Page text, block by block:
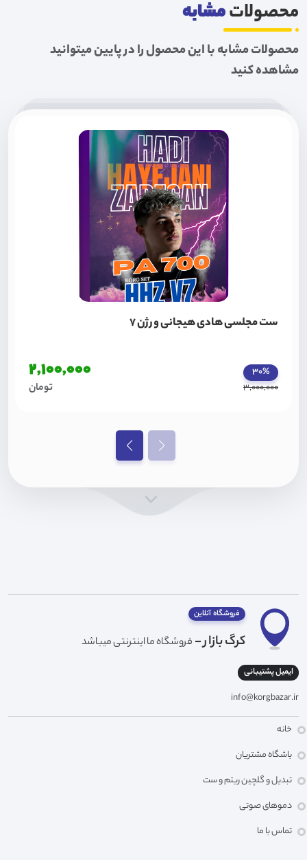
محصولاتمشابه
محصولات مشابه با این محصول را در پایین میتوانید
مشاهده کنید
ست مجلسی هادی هیجانی ورژن 7
30%
3,000,000
2,100,000
تومان
فروشگاه آنلاین
کرگ بازار - فروشگاه ما اینترنتی میباشد
ایمیل پشتیبانی
info@korgbazar.ir
خانه
باشگاه مشتریان
تبدیل و گلچین ریتم و ست
دموهای صوتی
تماس با ما